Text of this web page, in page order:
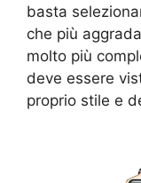
basta
che più
molto più
deve essere
proprio stile e